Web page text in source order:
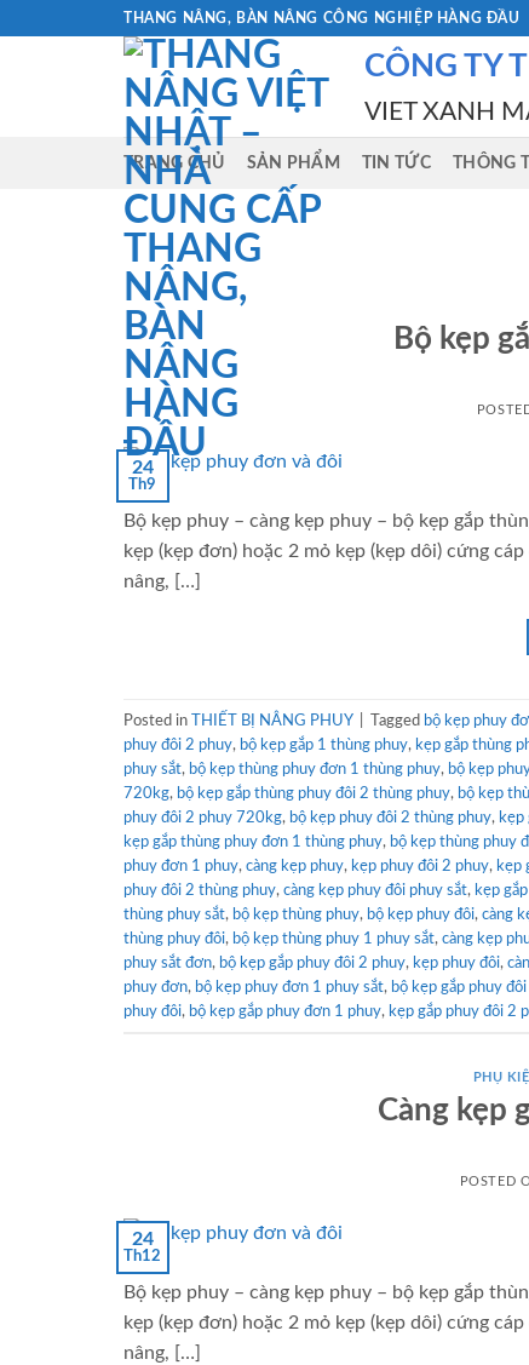
THANG NÂNG, BÀN NÂNG CÔNG NGHIỆP HÀNG ĐẦU
CÔNG TY
VIET XANH
TRANG CHỦ SẢN PHẨM TIN TỨC THÔNG
Bộ kẹp
24
Th9
Bộ kẹp phuy – càng kẹp phuy – bộ kẹp gắp
kẹp (kẹp đơn) hoặc 2 mỏ kẹp (kẹp dôi) cứng
nâng, […]
Posted in THIẾT BỊ NÂNG PHUY Tagged bộ kẹp phuy
phuy đôi 2 phuy, bộ kẹp gắp 1 thùng phuy, kẹp gắp thùng
phuy sắt, bộ kẹp thùng phuy đơn 1 thùng phuy, bộ kẹp
720kg, bộ kẹp gắp thùng phuy đôi 2 thùng phuy, bộ kẹp
phuy đôi 2 phuy 720kg, bộ kẹp phuy đôi 2 thùng phuy, kẹp
kẹp gắp thùng phuy đơn 1 thùng phuy, bộ kẹp thùng phuy
phuy đơn 1 phuy, càng kẹp phuy, kẹp phuy đôi 2 phuy, kẹp
phuy đôi 2 thùng phuy, càng kẹp phuy đôi phuy sắt, kẹp
thùng phuy sắt, bộ kẹp thùng phuy, bộ kẹp phuy đôi, càng
thùng phuy đôi, bộ kẹp thùng phuy 1 phuy sắt, càng kẹp
phuy sắt đơn, bộ kẹp gắp phuy đôi 2 phuy, kẹp phuy đôi,
phuy đơn, bộ kẹp phuy đơn 1 phuy sắt, bộ kẹp gắp phuy
phuy đôi, bộ kẹp gắp phuy đơn 1 phuy, kẹp gắp phuy đôi 2
PHỤ
Càng kẹp
POSTED
24
Th12
Bộ kẹp phuy – càng kẹp phuy – bộ kẹp gắp
kẹp (kẹp đơn) hoặc 2 mỏ kẹp (kẹp dôi) cứng
nâng, […]